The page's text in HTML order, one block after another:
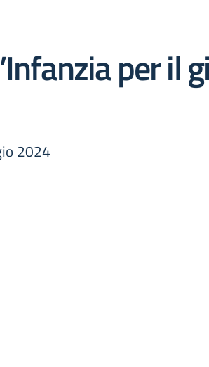
per il
2024